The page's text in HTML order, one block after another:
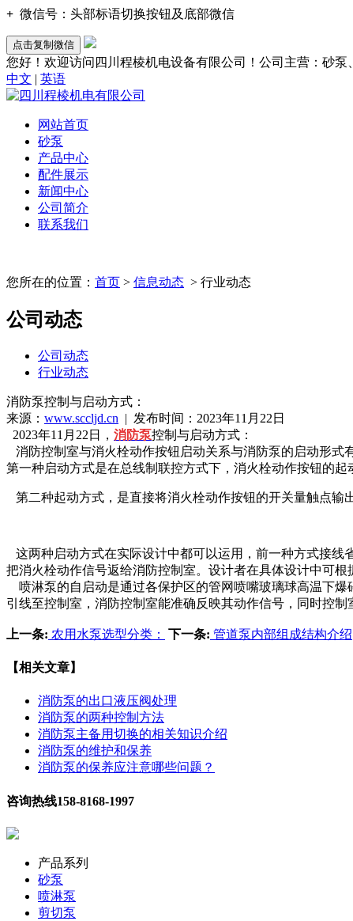
+ 微信号： 头部标语切换按钮及底部微信
点击复制微信
您好！欢迎访问四川程棱机电设备有限公司！公司主营：砂泵
中文 | 英语
网站首页
砂泵
产品中心
配件展示
新闻中心
公司简介
联系我们
您所在的位置： 首页 > 信息动态 > 行业动态
公司动态
公司动态
行业动态
消防泵控制与启动方式：
来源： www.sccljd.cn | 发布时间：2023年11月22日
2023年11月22日， 消防泵控制与启动方式：
消防控制室与消火栓动作按钮启动关系与消防泵的启动形式
第一种启动方式是在总线制联控方式下，消火栓动作按钮的
第二种起动方式，是直接将消火栓动作按钮的开关量触点输
这两种启动方式在实际设计中都可以运用，前一种方式接线
把消火栓动作信号返给消防控制室。设计者在具体设计中可
喷淋泵的自启动是通过各保护区的管网喷嘴玻璃球高温下
引线至控制室，消防控制室能准确反映其动作信号，同时控制
上一条: 农用水泵选型分类： 下一条: 管道泵内部组成结构介绍
【相关文章】
消防泵的出口液压阀处理
消防泵的两种控制方法
消防泵主备用切换的相关知识介绍
消防泵的维护和保养
消防泵的保养应注意哪些问题？
咨询热线158-8168-1997
产品系列
砂泵
喷淋泵
剪切泵